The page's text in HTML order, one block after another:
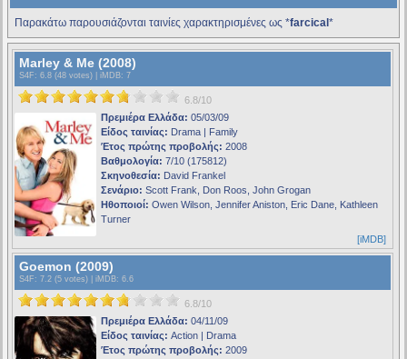
Παρακάτω παρουσιάζονται ταινίες χαρακτηρισμένες ως *farcical *
Marley & Me (2008)
S4F : 6.8 (48 votes) | iMDB: 7
6.8/10
Πρεμιέρα Ελλάδα: 05/03/09
Είδος ταινίας: Drama | Family
Έτος πρώτης προβολής: 2008
Βαθμολογία: 7/10 (175812)
Σκηνοθεσία: David Frankel
Σενάριο: Scott Frank, Don Roos, John Grogan
Ηθοποιοί: Owen Wilson, Jennifer Aniston, Eric Dane, Kathleen
Turner
[iMDB]
Goemon (2009)
S4F : 7.2 (5 votes) | iMDB: 6.6
6.8/10
Πρεμιέρα Ελλάδα: 04/11/09
Είδος ταινίας: Action | Drama
Έτος πρώτης προβολής: 2009